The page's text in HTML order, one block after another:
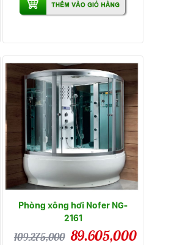
Phòng xông hơi Nofer NG-
2161
109.275,000 89.605,000